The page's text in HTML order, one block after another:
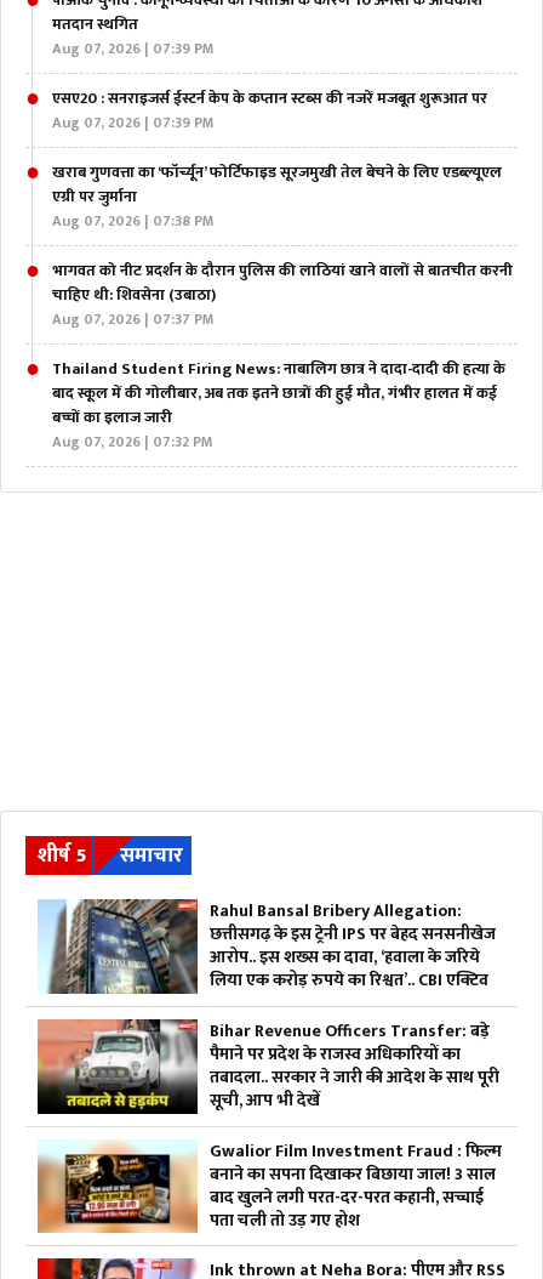
मतदान स्थगित
Aug 07, 2026 | 07:39 PM
एसए20 : सनराइजर्स ईस्टर्न केप के कप्तान स्टब्स की नजरें मजबूत शुरूआत पर
Aug 07, 2026 | 07:39 PM
खराब गुणवत्ता का ‘फॉर्च्यून’ फोर्टिफाइड सूरजमुखी तेल बेचने के लिए एडब्ल्यूएल
एग्री पर जुर्माना
Aug 07, 2026 | 07:38 PM
भागवत को नीट प्रदर्शन के दौरान पुलिस की लाठियां खाने वालों से बातचीत करनी
चाहिए थी: शिवसेना (उबाठा)
Aug 07, 2026 | 07:37 PM
Thailand Student Firing News: नाबालिग छात्र ने दादा-दादी की हत्या के
बाद स्कूल में की गोलीबार, अब तक इतने छात्रों की हुई मौत, गंभीर हालत में कई
बच्चों का इलाज जारी
Aug 07, 2026 | 07:32 PM
शीर्ष 5 समाचार
Rahul Bansal Bribery Allegation:
छत्तीसगढ़ के इस ट्रेनी IPS पर बेहद सनसनीखेज
आरोप.. इस शख्स का दावा, ‘हवाला के जरिये
लिया एक करोड़ रुपये का रिश्वत’.. CBI एक्टिव
Bihar Revenue Officers Transfer: बड़े
पैमाने पर प्रदेश के राजस्व अधिकारियों का
तबादला.. सरकार ने जारी की आदेश के साथ पूरी
सूची, आप भी देखें
Gwalior Film Investment Fraud : फिल्म
बनाने का सपना दिखाकर बिछाया जाल! 3 साल
बाद खुलने लगी परत-दर-परत कहानी, सच्चाई
पता चली तो उड़ गए होश
Ink thrown at Neha Bora: पीएम और RSS